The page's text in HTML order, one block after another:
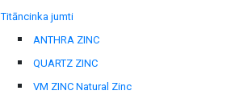
Titāncinka jumti
ANTHRA ZINC
QUARTZ ZINC
VM ZINC Natural Zinc